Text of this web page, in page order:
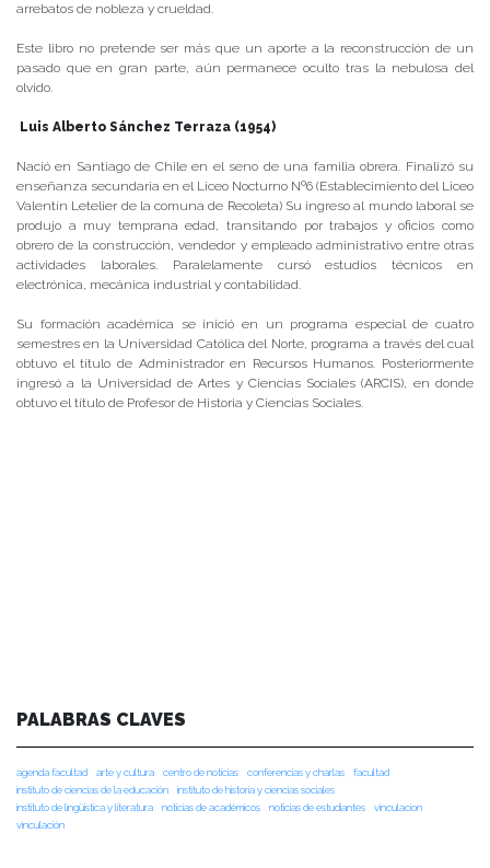
arrebatos de nobleza y crueldad.
Este libro no pretende ser más que un aporte a la reconstrucción de un
pasado que en gran parte, aún permanece oculto tras la nebulosa del
olvido.
Luis Alberto Sánchez Terraza (1954)
Nació en Santiago de Chile en el seno de una familia obrera. Finalizó su
enseñanza secundaria en el Liceo Nocturno Nº6 (Establecimiento del Liceo
Valentín Letelier de la comuna de Recoleta) Su ingreso al mundo laboral se
produjo a muy temprana edad, transitando por trabajos y oficios como
obrero de la construcción, vendedor y empleado administrativo entre otras
actividades laborales. Paralelamente cursó estudios técnicos en
electrónica, mecánica industrial y contabilidad.
Su formación académica se inició en un programa especial de cuatro
semestres en la Universidad Católica del Norte, programa a través del cual
obtuvo el título de Administrador en Recursos Humanos. Posteriormente
ingresó a la Universidad de Artes y Ciencias Sociales (ARCIS), en donde
obtuvo el título de Profesor de Historia y Ciencias Sociales.
PALABRAS CLAVES
agenda facultad arte y cultura centro de noticias conferencias y charlas
facultad
instituto de ciencias de la educación
instituto de historia y ciencias sociales
instituto de lingüística y literatura
noticias de académicos noticias de estudiantes
vinculacion
vinculación